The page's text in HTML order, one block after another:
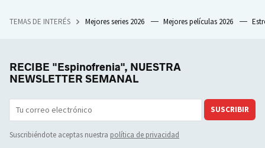
TEMAS DE INTERÉS Mejores series 2026 Mejores películas 2026
RECIBE "Espinofrenia", NUESTRA
NEWSLETTER SEMANAL
SUSCRIBIR
Suscribiéndote aceptas nuestra política de privacidad